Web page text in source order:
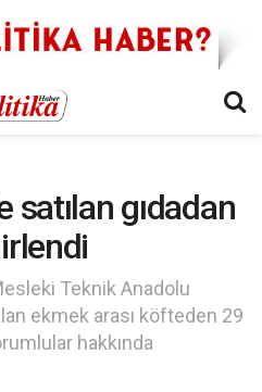
gıdadan
Teknik Anadolu
ekmek arası köfteden 29
hakkında